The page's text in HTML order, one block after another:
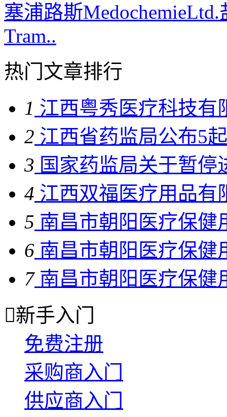
塞浦路斯
Tram..
热门文章排行
1 江西粤秀医疗科技有
2 江西省药监局公布5
3 国家药监局关于暂
4 江西双福医疗用品有
5 南昌市朝阳医疗保健
6 南昌市朝阳医疗保健
7南昌市朝阳医疗保健
新手入门
免费注册
采购商入门
供应商入门